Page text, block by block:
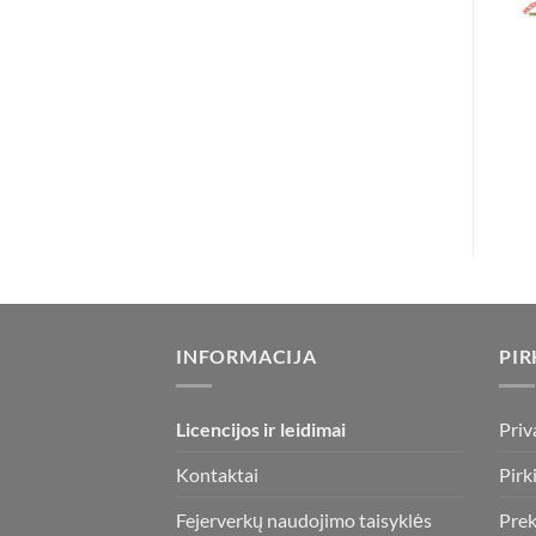
INFORMACIJA
Licencijos ir leidimai
Kontaktai
Fejerverkų naudojimo taisyklės